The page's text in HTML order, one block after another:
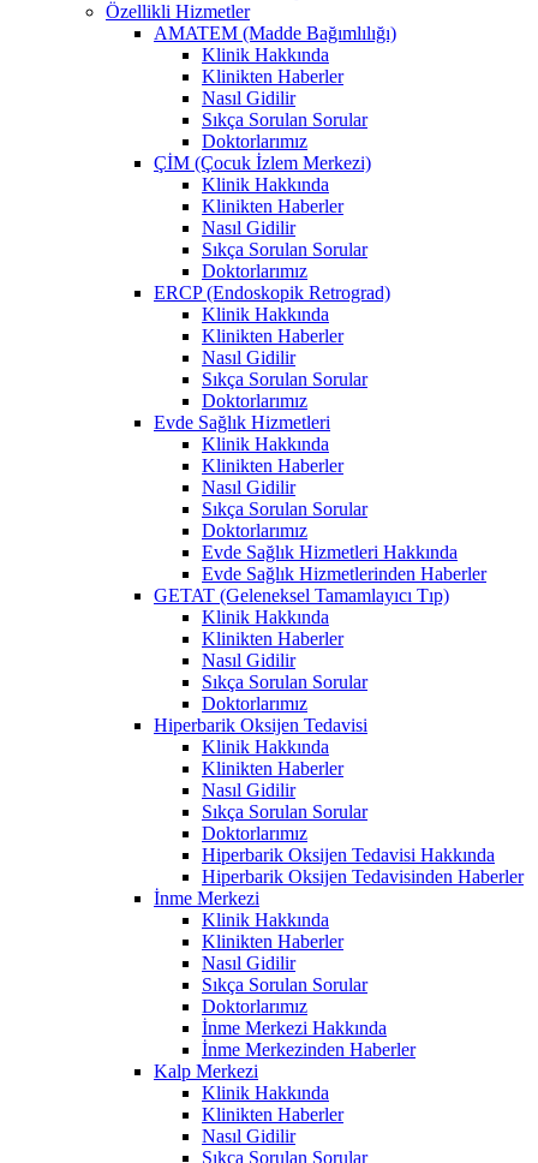
Özellikli Hizmetler
AMATEM (Madde Bağımlılığı)
Klinik Hakkında
Klinikten Haberler
Nasıl Gidilir
Sıkça Sorulan Sorular
Doktorlarımız
ÇİM (Çocuk İzlem Merkezi)
Klinik Hakkında
Klinikten Haberler
Nasıl Gidilir
Sıkça Sorulan Sorular
Doktorlarımız
ERCP (Endoskopik Retrograd)
Klinik Hakkında
Klinikten Haberler
Nasıl Gidilir
Sıkça Sorulan Sorular
Doktorlarımız
Evde Sağlık Hizmetleri
Klinik Hakkında
Klinikten Haberler
Nasıl Gidilir
Sıkça Sorulan Sorular
Doktorlarımız
Evde Sağlık Hizmetleri Hakkında
Evde Sağlık Hizmetlerinden Haberler
GETAT (Geleneksel Tamamlayıcı Tıp)
Klinik Hakkında
Klinikten Haberler
Nasıl Gidilir
Sıkça Sorulan Sorular
Doktorlarımız
Hiperbarik Oksijen Tedavisi
Klinik Hakkında
Klinikten Haberler
Nasıl Gidilir
Sıkça Sorulan Sorular
Doktorlarımız
Hiperbarik Oksijen Tedavisi Hakkında
Hiperbarik Oksijen Tedavisinden Haberler
İnme Merkezi
Klinik Hakkında
Klinikten Haberler
Nasıl Gidilir
Sıkça Sorulan Sorular
Doktorlarımız
İnme Merkezi Hakkında
İnme Merkezinden Haberler
Kalp Merkezi
Klinik Hakkında
Klinikten Haberler
Nasıl Gidilir
Sıkça Sorulan Sorular